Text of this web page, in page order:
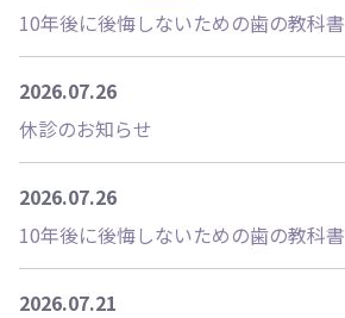
10年後に後悔しないための歯の教科書
2026.07.26
休診のお知らせ
2026.07.26
10年後に後悔しないための歯の教科書
2026.07.21